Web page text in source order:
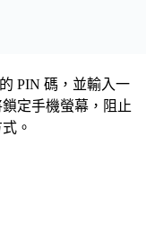
PIN 碼，並輸入一
定手機螢幕，阻止
。